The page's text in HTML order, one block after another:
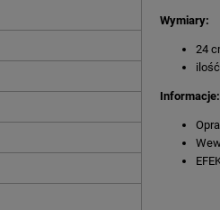
Wymiary:
24
Informacje: